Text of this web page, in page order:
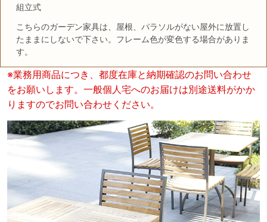
組立式
こちらのガーデン家具は、屋根、パラソルがない屋外に放置し
たままにしないで下さい。フレーム色が変色する場合がありま
す。
※業務用商品につき、都度在庫と納期確認のお問い合わせ
をお願いします。一般個人宅へのお届けは別途送料がかか
りますのでお問い合わせください。